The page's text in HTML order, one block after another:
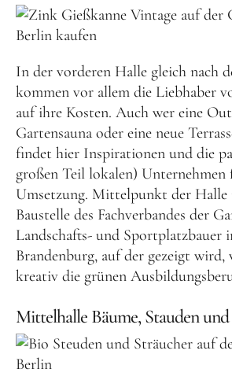
In der vorderen Halle gleich nach
kommen vor allem die Liebhaber
auf ihre Kosten. Auch wer eine
Gartensauna oder eine neue
findet hier Inspirationen und die
großen Teil lokalen) Unternehmen
Umsetzung. Mittelpunkt der
Baustelle des Fachverbandes der
Landschafts- und Sportplatzbauer
Brandenburg, auf der gezeigt
kreativ die grünen
Mittelhalle Bäume, Stauden